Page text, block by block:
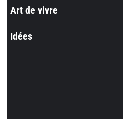
Art de vivre
Idées